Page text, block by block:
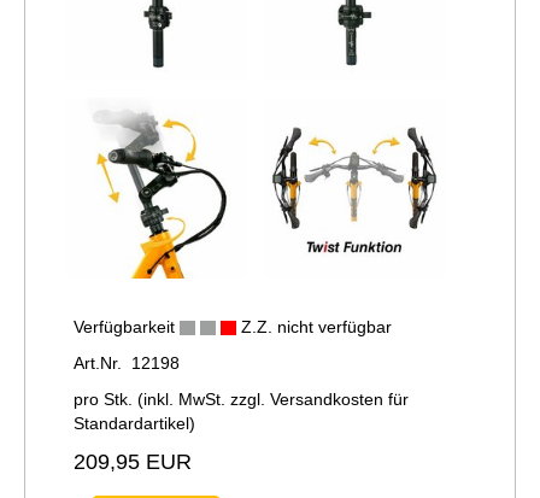
Verfügbarkeit
Z.Z. nicht verfügbar
Art.Nr. 12198
pro Stk. (inkl. MwSt. zzgl. Versandkosten für
Standardartikel)
209,95 EUR